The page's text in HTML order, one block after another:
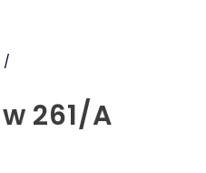
/
261/A